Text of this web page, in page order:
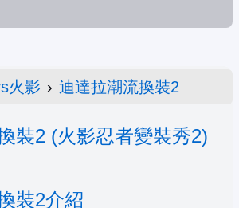
火影 › 迪達拉潮流換裝2
裝2 (火影忍者變裝秀2)
裝2介紹